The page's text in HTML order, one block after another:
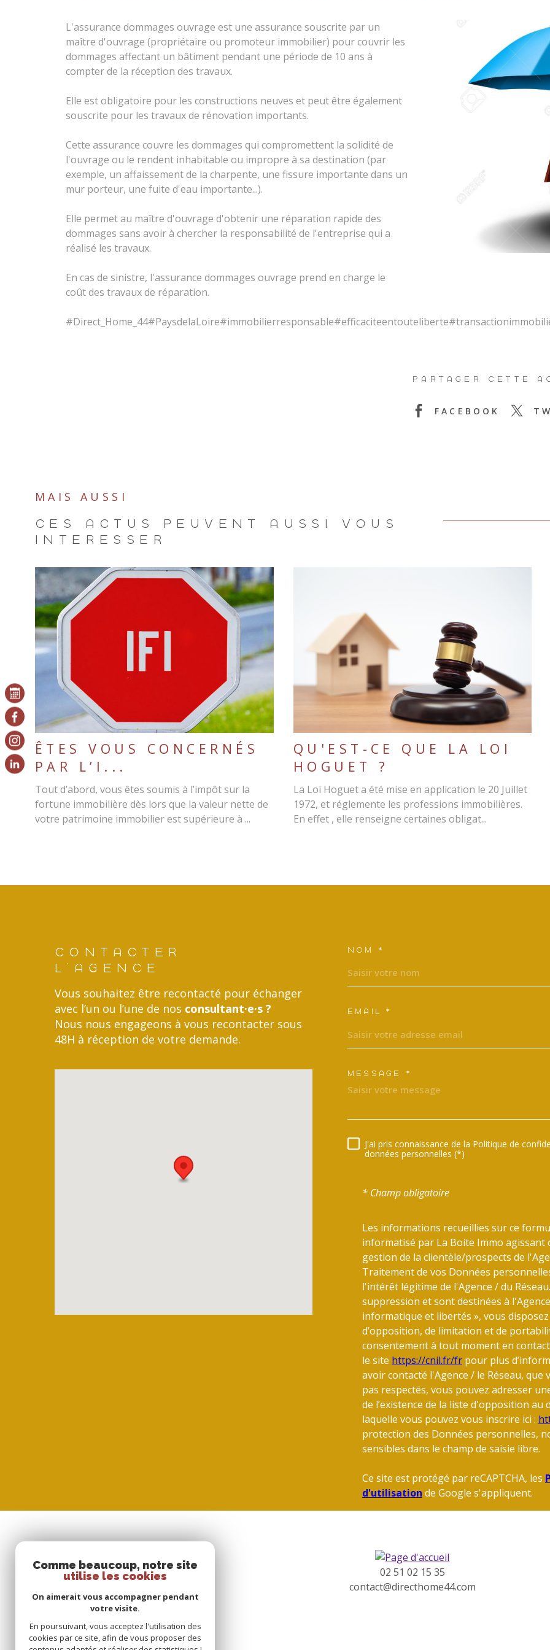
L'assurance dommages ouvrage est une assurance souscrite par un
maître d'ouvrage (propriétaire ou promoteur immobilier) pour couvrir les
dommages affectant un bâtiment pendant une période de 10 ans à
compter de la réception des travaux.
Elle est obligatoire pour les constructions neuves et peut être également
souscrite pour les travaux de rénovation importants.
Cette assurance couvre les dommages qui compromettent la solidité de
l'ouvrage ou le rendent inhabitable ou impropre à sa destination (par
exemple, un affaissement de la charpente, une fissure importante dans un
mur porteur, une fuite d'eau importante...).
Elle permet au maître d'ouvrage d'obtenir une réparation rapide des
dommages sans avoir à chercher la responsabilité de l'entreprise qui a
réalisé les travaux.
En cas de sinistre, l'assurance dommages ouvrage prend en charge le
coût des travaux de réparation.
PARTAGER CETTE
FACEBOOK
MAIS AUSSI
CES ACTUS PEUVENT AUSSI VOUS
INTÉRESSER
ÊTES VOUS CONCERNÉS
PAR L’I...
Tout d’abord, vous êtes soumis à l’impôt sur la
fortune immobilière dès lors que la valeur nette de
votre patrimoine immobilier est supérieure à ...
LIRE L'ARTICLE
QU'EST-CE QUE LA LOI
HOGUET ?
La Loi Hoguet a été mise en application le 20 Juillet
1972, et réglemente les professions immobilières.
En effet , elle renseigne certaines obligat...
LIRE L'ARTICLE
CONTACTER
L'AGENCE
Vous souhaitez être recontacté pour échanger
avec l’un ou l’une de nos consultant·e·s ?
Nous nous engageons à vous recontacter sous
48H à réception de votre demande.
NOM *
EMAIL *
MESSAGE *
RÈGLEMENTATION
J'ai pris connaissance de la Politique de
données personnelles (*)
* Champ obligatoire
Les informations recueillies sur ce
informatisé par La Boite Immo
gestion de la clientèle/prospects de
Traitement de vos Données
l'intérêt légitime de l'Agence / du
suppression et sont destinées à
informatique et libertés », vous disposez
d’opposition, de limitation et de
consentement à tout moment en
le site https://cnil.fr/fr pour plus
avoir contacté l'Agence / le Réseau,
pas respectés, vous pouvez adresser
de l’existence de la liste d'opposition
laquelle vous pouvez vous inscrire ici :
protection des Données personnelles,
sensibles dans le champ de saisie libre.
Ce site est protégé par reCAPTCHA, les
d'utilisation de Google s'appliquent.
SE CONNECTER
ESPACE PROPRIÉTAIRE
02 51 02 15 35
contact@directhome44.com
Comme beaucoup, notre site
utilise les cookies
On aimerait vous accompagner pendant
votre visite.
En poursuivant, vous acceptez l'utilisation des
cookies par ce site, afin de vous proposer des